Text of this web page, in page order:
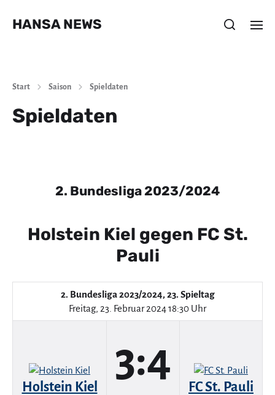
HANSA NEWS
Start Saison Spieldaten
Spieldaten
2. Bundesliga 2023/2024
Holstein Kiel gegen FC St.
Pauli
2. Bundesliga 2023/2024, 23. Spieltag
Freitag, 23. Februar 2024 18:30 Uhr
Holstein Kiel
3:4
FC St. Pauli